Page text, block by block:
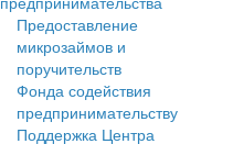
Предоставление
микрозаймов и
поручительств
Фонда содействия
предпринимательству
Поддержка Центра